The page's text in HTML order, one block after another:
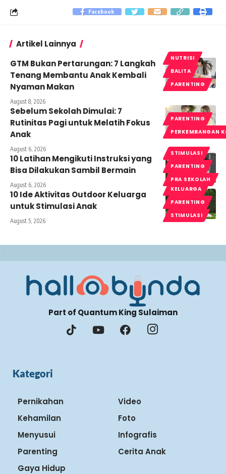
Facebook
Artikel Lainnya
NUTRISI
BALITA
PARENTING
GTM Bukan Pertarungan: 7 Langkah
Tenang Membantu Anak Kembali
Nyaman Makan
August 8, 2026
PARENTING
PERKEMBANGAN
Sebelum Sekolah Dimulai: 7
Rutinitas Pagi untuk Melatih Fokus
Anak
August 6, 2026
STIMULASI
PARENTING
PRA SEKOLAH
10 Latihan Mengikuti Instruksi yang
Bisa Dilakukan Sambil Bermain
August 6, 2026
KELUARGA
PARENTING
STIMULASI
10 Ide Aktivitas Outdoor Keluarga
untuk Stimulasi Anak
August 5, 2026
Part of Quantum King Sulaiman
Kategori
Pernikahan
Kehamilan
Menyusui
Parenting
Gaya Hidup
Video
Foto
Infografis
Cerita Anak